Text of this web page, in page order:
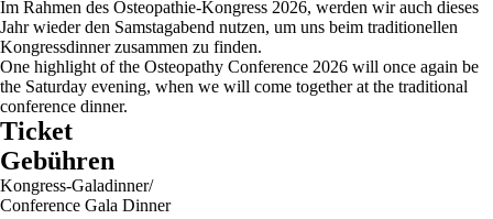
Im Rahmen des Osteopathie-Kongress 2026, werden wir auch dieses
Jahr wieder den Samstagabend nutzen, um uns beim traditionellen
Kongressdinner zusammen zu finden.
One highlight of the Osteopathy Conference 2026 will once again be
the Saturday evening, when we will come together at the traditional
conference dinner.
Ticket
Gebühren
Kongress-Galadinner/
Conference Gala Dinner